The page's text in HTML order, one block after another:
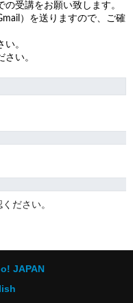
の受講をお願い致します。
）を送りますので、ご確
。
さい。
ださい。
JAPAN